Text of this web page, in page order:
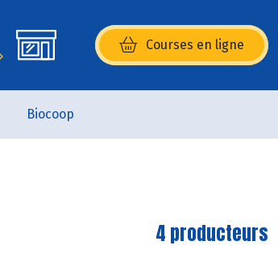
Courses en ligne
(s’ouvre dans une nouvelle
Biocoop
4 producteurs